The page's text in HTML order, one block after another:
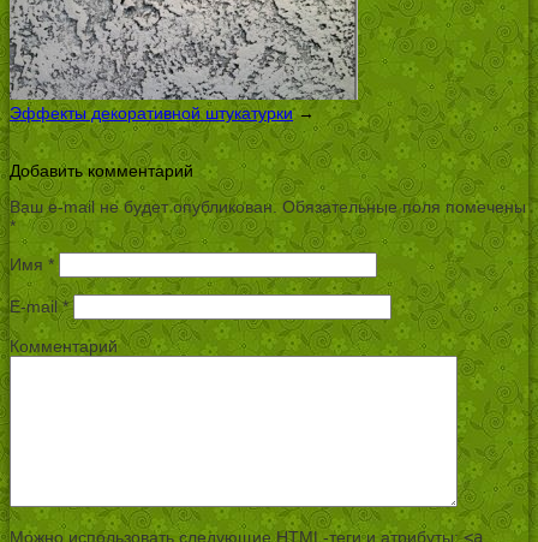
Эффекты декоративной штукатурки→
Добавить комментарий
Ваш e-mail не будет опубликован. Обязательные поля помечены
*
Имя *
E-mail*
Комментарий
Можно использовать следующиеHTML -теги и атрибуты:<a